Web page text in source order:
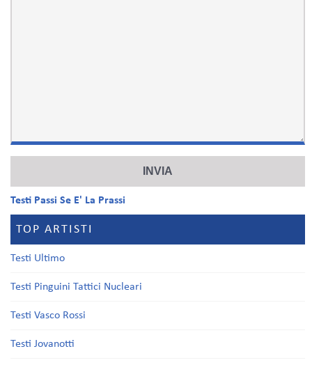
Testi Passi Se E' La Prassi
TOP ARTISTI
Testi Ultimo
Testi Pinguini Tattici Nucleari
Testi Vasco Rossi
Testi Jovanotti